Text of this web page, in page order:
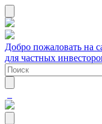
Добро пожаловать на
для частных